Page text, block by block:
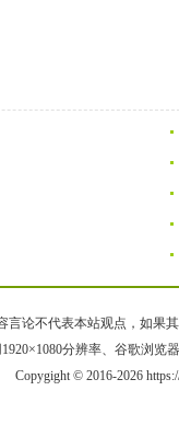
言论不代表本站观点，如果
分辨率、谷歌浏览
Copygight © 2016-2026